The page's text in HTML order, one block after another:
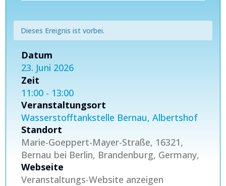
Dieses Ereignis ist vorbei.
Datum
23. Juni 2026
Zeit
11:00 - 13:00
Veranstaltungsort
Wasserstofftankstelle Bernau, Albertshof
Standort
Marie-Goeppert-Mayer-Straße, 16321,
Bernau bei Berlin, Brandenburg, Germany,
Webseite
Veranstaltungs-Website anzeigen